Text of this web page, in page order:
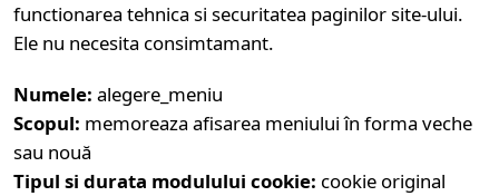
functionarea tehnica si securitatea paginilor site-ului.
Ele nu necesita consimtamant.
Numele: alegere_meniu
Scopul: memoreaza afisarea meniului în forma veche
sau nouă
Tipul si durata modulului cookie: cookie original